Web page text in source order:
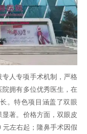
人专项手术机制，严格
拥有多位优秀医生，在
。特色项目涵盖了双眼
显著。价格方面，双眼皮
左右起；隆鼻手术因假